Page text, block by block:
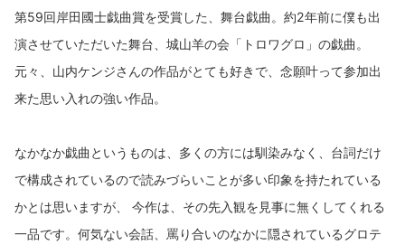
第59回岸田國士戯曲賞を受賞した、舞台戯曲。約2年前に僕も出
演させていただいた舞台、城山羊の会「トロワグロ」の戯曲。
元々、山内ケンジさんの作品がとても好きで、念願叶って参加出
来た思い入れの強い作品。
なかなか戯曲というものは、多くの方には馴染みなく、台詞だけ
で構成されているので読みづらいことが多い印象を持たれている
かとは思いますが、 今作は、その先入観を見事に無くしてくれる
一品です。何気ない会話、罵り合いのなかに隠されているグロテ